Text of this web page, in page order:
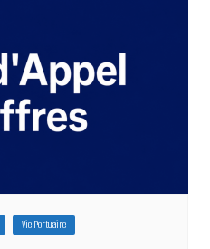
Vie Portuaire